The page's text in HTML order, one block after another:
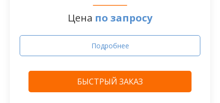
Цена по запросу
Подробнее
БЫСТРЫЙ ЗАКАЗ